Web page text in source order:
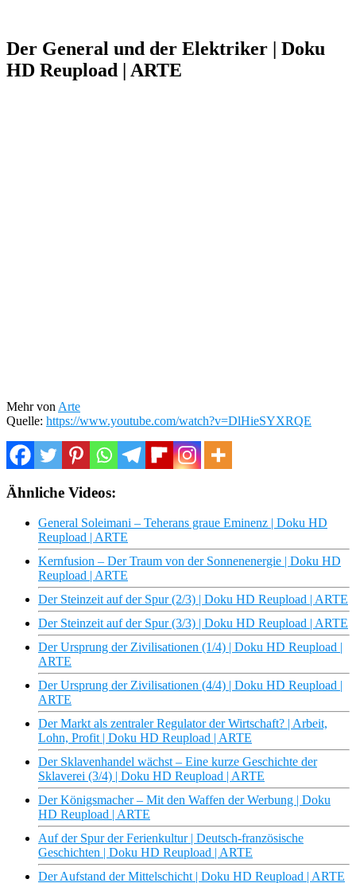
Der General und der Elektriker | Doku
HD Reupload | ARTE
Mehr von Arte
Quelle: https://www.youtube.com/watch?v=DlHieSYXRQE
Ähnliche Videos:
General Soleimani – Teherans graue Eminenz | Doku HD
Reupload | ARTE
Kernfusion – Der Traum von der Sonnenenergie | Doku HD
Reupload | ARTE
Der Steinzeit auf der Spur (2/3) | Doku HD Reupload | ARTE
Der Steinzeit auf der Spur (3/3) | Doku HD Reupload | ARTE
Der Ursprung der Zivilisationen (1/4) | Doku HD Reupload |
ARTE
Der Ursprung der Zivilisationen (4/4) | Doku HD Reupload |
ARTE
Der Markt als zentraler Regulator der Wirtschaft? | Arbeit,
Lohn, Profit | Doku HD Reupload | ARTE
Der Sklavenhandel wächst – Eine kurze Geschichte der
Sklaverei (3/4) | Doku HD Reupload | ARTE
Der Königsmacher – Mit den Waffen der Werbung | Doku
HD Reupload | ARTE
Auf der Spur der Ferienkultur | Deutsch-französische
Geschichten | Doku HD Reupload | ARTE
Der Aufstand der Mittelschicht | Doku HD Reupload | ARTE